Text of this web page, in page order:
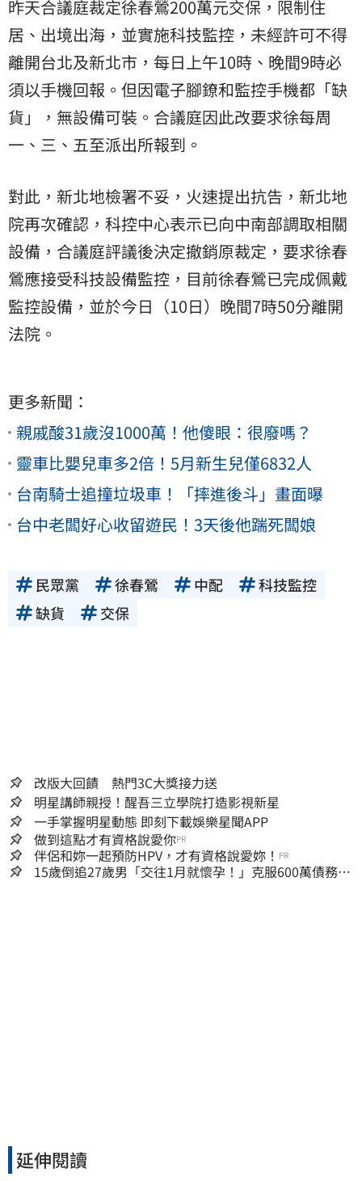
昨天合議庭裁定徐春鶯200萬元交保，限制住
居、出境出海，並實施科技監控，未經許可不得
離開台北及新北市，每日上午10時、晚間9時必
須以手機回報。但因電子腳鐐和監控手機都「缺
貨」，無設備可裝。合議庭因此改要求徐每周
一、三、五至派出所報到。
對此，新北地檢署不妥，火速提出抗告，新北地
院再次確認，科控中心表示已向中南部調取相關
設備，合議庭評議後決定撤銷原裁定，要求徐春
鶯應接受科技設備監控，目前徐春鶯已完成佩戴
監控設備，並於今日（10日）晚間7時50分離開
法院。
更多新聞：
親戚酸31歲沒1000萬！他傻眼：很廢嗎？
靈車比嬰兒車多2倍！5月新生兒僅6832人
台南騎士追撞垃圾車！「摔進後斗」畫面曝
台中老闆好心收留遊民！3天後他踹死闆娘
民眾黨 徐春鶯 中配
科技監控
缺貨
交保
改版大回饋 熱門3C大獎接力送
明星講師親授！醒吾三立學院打造影視新星
一手掌握明星動態 即刻下載娛樂星聞APP
做到這點才有資格說愛你PR
伴侶和妳一起預防HPV，才有資格說愛妳！ PR
15歲倒追27歲男「交往1月就懷孕！」克服600萬債務
延伸閱讀